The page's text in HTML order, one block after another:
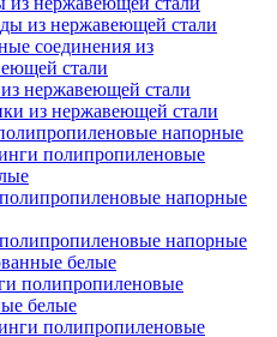
из нержавеющей стали
соединения из
стали
нержавеющей стали
из нержавеющей стали
напорные
полипропиленовые
напорные
напорные
белые
полипропиленовые
белые
полипропиленовые